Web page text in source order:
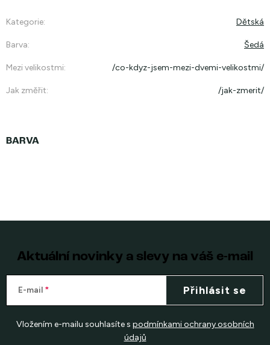
Kategorie: Dětská
Barva: Šedá
Mezi velikostmi: /co-kdyz-jsem-mezi-dvemi-velikostmi/
Jak změřit: /jak-zmerit/
Aktuální novinky a slevy na váš e-mail
E-mail
Vložením e-mailu souhlasíte s podmínkami ochrany osobních
údajů
Přihlásit se